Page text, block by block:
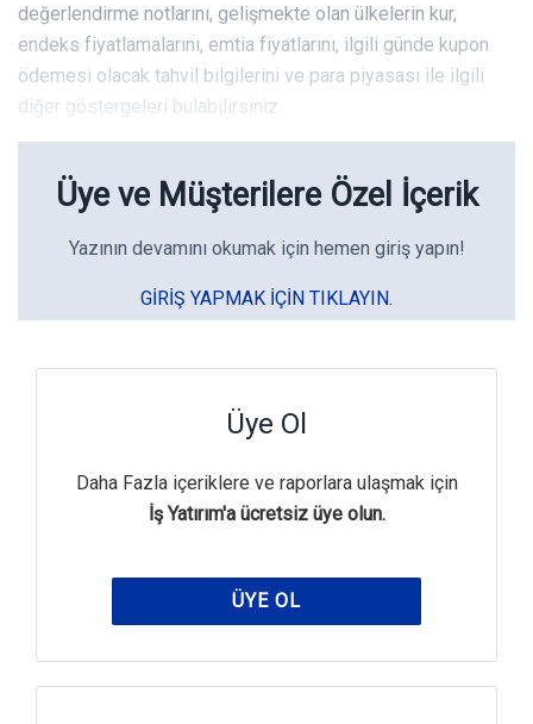
değerlendirme notlarını, gelişmekte olan ülkelerin kur,
endeks fiyatlamalarını, emtia fiyatlarını, ilgili günde kupon
ödemesi olacak tahvil bilgilerini ve para piyasası ile ilgili
diğer göstergeleri bulabilirsiniz.
Üye ve Müşterilere Özel İçerik
Yazının devamını okumak için hemen giriş yapın!
GIRIŞ YAPMAK IÇIN TIKLAYIN.
Üye Ol
Daha Fazla içeriklere ve raporlara ulaşmak için
İş Yatırım'a ücretsiz üye olun.
ÜYE OL